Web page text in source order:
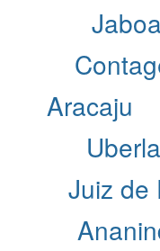
Aracaju
Juiz de